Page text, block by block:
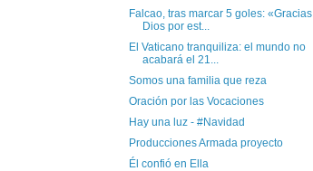
Falcao, tras marcar 5 goles: «Gracias
Dios por est...
El Vaticano tranquiliza: el mundo no
acabará el 21...
Somos una familia que reza
Oración por las Vocaciones
Hay una luz - #Navidad
Producciones Armada proyecto
Él confió en Ella